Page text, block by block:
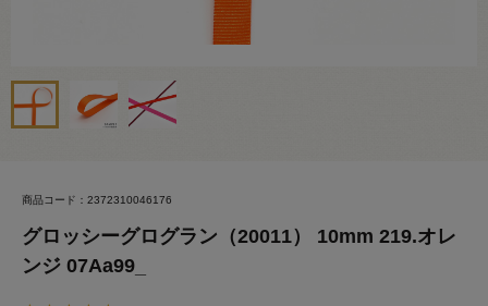
商品コード：2372310046176
グロッシーグログラン（20011） 10mm 219.オレ
ンジ 07Aa99_